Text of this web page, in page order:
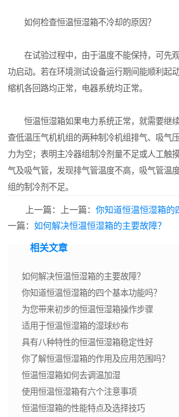
如何检查恒温恒湿箱不冷却的原因？
在试验过程中，由于温度不能保持，可先
功启动。若在环境测试设备运行期间能顺利起
缩机各回路均正常，电器系统均正常。
恒温恒湿箱如果电力系统正常，就需要继
查低温压气机机组的两种制冷机组排气、吸气
力为空；表明主冷器组制冷剂量不足或人工触
气及吸气管，发现排气管温度不高，吸气管温
组的制冷剂不足。
上一篇：上一篇：你知道恒温恒湿箱的
一篇：如何解决恒温恒湿箱的主要故障？
相关文章
如何解决恒温恒湿箱的主要故障？
你知道恒温恒湿箱的四个基本功能吗？
为您带来初步的恒温恒湿箱操作步骤
适用于恒温恒湿箱的湿球纱布
具有八种特性的恒温恒湿箱稳定性好
你了解恒温恒湿箱的作用及应用范围吗？
恒温恒湿箱如何去调温加湿
使用恒温恒湿箱有六个注意事项
恒温恒湿箱的性能特点及选择技巧